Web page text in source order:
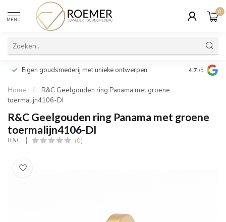
MENU
0
Eigen goudsmederij met unieke ontwerpen Wij
cadeau
4.7 /5
Home /
R&C Geelgouden ring Panama met groene
toermalijn4106-DI
R&C Geelgouden ring Panama met groene
toermalijn4106-DI
R&C (0)